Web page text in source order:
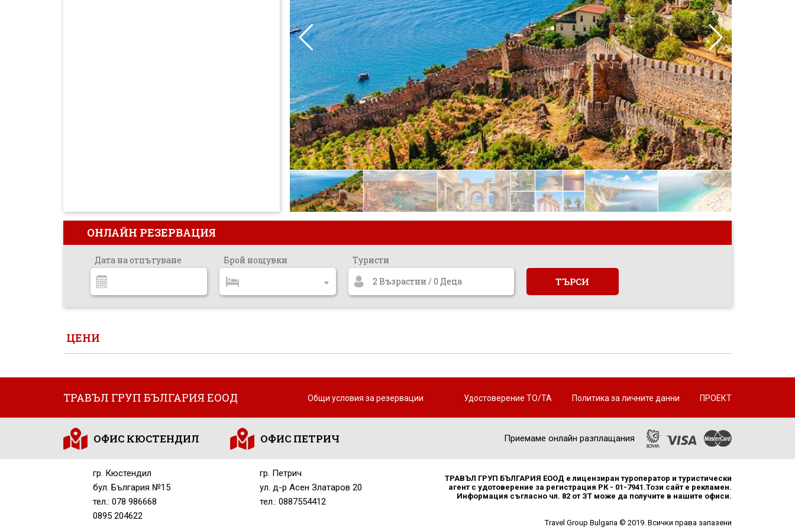
ОНЛАЙН РЕЗЕРВАЦИЯ
Дата на отпътуване Брой нощувки
Туристи
2 Възрастни / 0 Деца
ЦЕНИ
ТРАВЪЛ ГРУП БЪЛГАРИЯ ЕООД Общи условия за резервации Удостоверение ТО/ТА Политика за личните данни ПРОЕКТ
ОФИС КЮСТЕНДИЛ ОФИС ПЕТРИЧ Приемаме онлайн разплащания
гр. Кюстендил
бул. България №15
тел.: 078 986668
0895 204622
гр. Петрич
ул. д-р Асен Златаров 20
тел.: 0887554412
ТРАВЪЛ ГРУП БЪЛГАРИЯ ЕООД е лицензиран туроператор и туристически
агент с удотоверение за регистрация РК - 01-7941.Този сайт е рекламен.
Информация съгласно чл. 82 от ЗТ може да получите в нашите офиси.
Travel Group Bulgaria © 2019. Всички права запазени